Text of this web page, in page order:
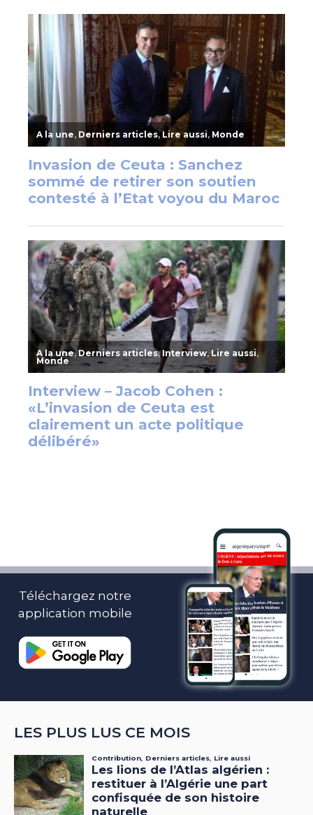
Téléchargez notre
application mobile
LES PLUS LUS CE MOIS